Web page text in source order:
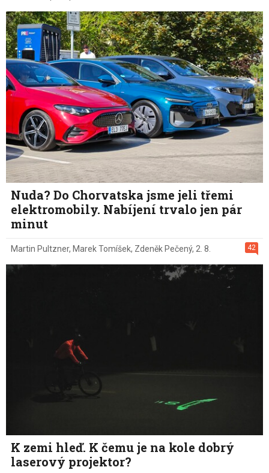
Nuda? Do Chorvatska jsme jeli třemi
elektromobily. Nabíjení trvalo jen pár
minut
42
Martin Pultzner, Marek Tomíšek, Zdeněk Pečený, 2. 8.
K zemi hleď. K čemu je na kole dobrý
laserový projektor?